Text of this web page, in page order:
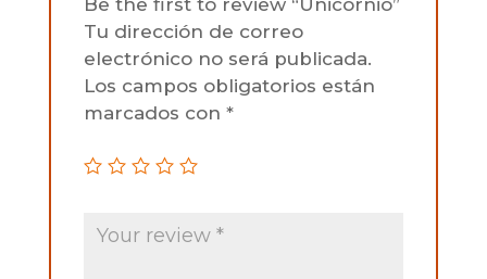
Be the first to review “Unicornio”
Tu dirección de correo
electrónico no será publicada.
Los campos obligatorios están
marcados con *